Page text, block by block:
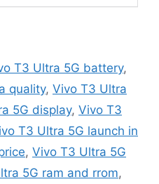
T3 Ultra 5G battery,
quality, Vivo T3 Ultra
5G display, Vivo T3
T3 Ultra 5G launch in
, Vivo T3 Ultra 5G
5G ram and rrom,